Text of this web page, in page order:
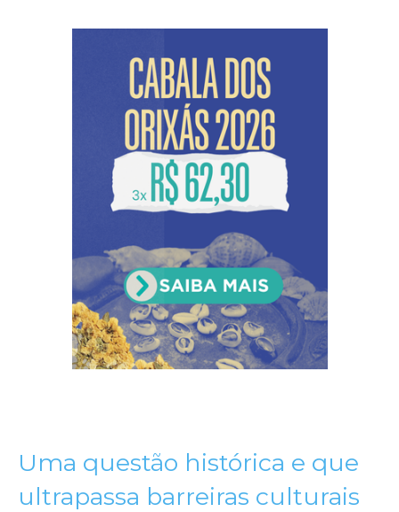
Uma questão histórica e que
ultrapassa barreiras culturais